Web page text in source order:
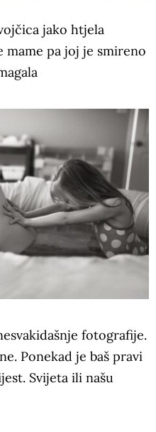
jako htjela
pa joj je smireno
fotografije.
Ponekad je baš pravi
Svijeta ili našu